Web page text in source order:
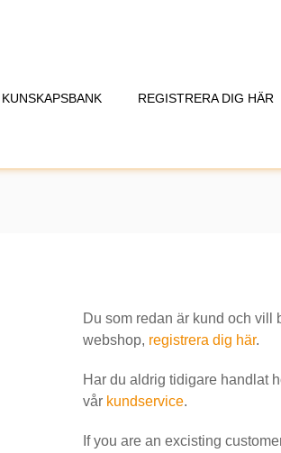
KUNSKAPSBANK REGISTRERA DIG HÄR
Du som redan är kund och vill
webshop, registrera dig här.
Har du aldrig tidigare handlat
vår kundservice.
If you are an excisting